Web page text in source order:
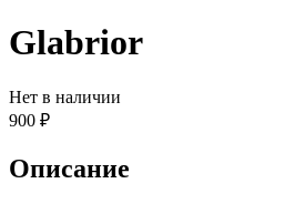
Glabrior
Нет в наличии
900 ₽
Описание